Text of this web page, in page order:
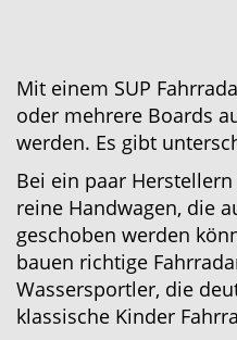
Mit einem SUP
oder mehrere Boards
werden. Es gibt
Bei ein paar
reine Handwagen, die
geschoben werden
bauen richtige
Wassersportler, die
klassische Kinder